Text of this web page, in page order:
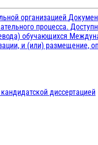
организацией
процесса.
обучающихся
и (или) размещение,
диссертацией